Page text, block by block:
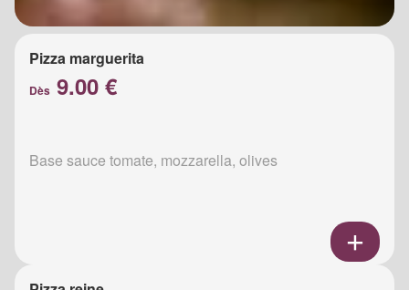
Pizza marguerita
Dès 9.00 €
Base sauce tomate, mozzarella, olives